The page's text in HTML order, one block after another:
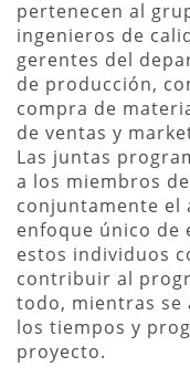
pertenecen al
ingenieros de
gerentes del
de producción,
compra de
de ventas y
Las juntas
a los miembros
conjuntamente el
enfoque único de
estos individuos
contribuir al
todo, mientras se
los tiempos y
proyecto.